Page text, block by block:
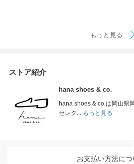
もっと見る
ストア紹介
hana shoes & co.
hana shoes & co.は岡山県
セレク...
もっと見る
お支払い方法につ